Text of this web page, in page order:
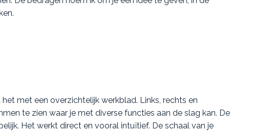
met een overzichtelijk werkblad. Links, rechts en
te zien waar je met diverse functies aan de slag kan. De
Het werkt direct en vooral intuïtief. De schaal van je